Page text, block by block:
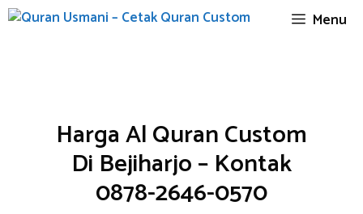
Skip
Menu
Harga Al Quran Custom
Di Bejiharjo – Kontak
0878-2646-0570